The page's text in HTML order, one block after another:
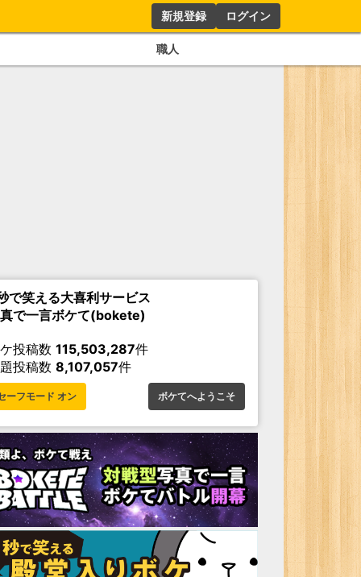
新規登録 ログイン
職人
で笑える大喜利サービス
で一言ボケて(bokete)
投稿数 115,503,287件
投稿数 8,107,057件
ーフモード オン ボケてへようこそ